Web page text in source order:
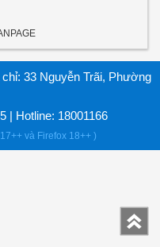
33 Nguyễn Trãi, Phường
| Hotline: 18001166
và Firefox 18++ )